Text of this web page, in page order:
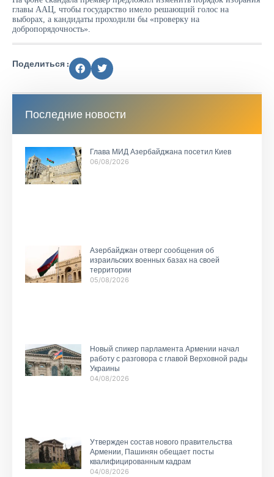
главы ААЦ, чтобы государство имело решающий голос на
выборах, а кандидаты проходили бы «проверку на
добропорядочность».
Поделиться :
Последние новости
Глава МИД Азербайджана посетил Киев
06/08/2026
Азербайджан отверг сообщения об
израильских военных базах на своей
территории
05/08/2026
Новый спикер парламента Армении начал
работу с разговора с главой Верховной рады
Украины
04/08/2026
Утвержден состав нового правительства
Армении, Пашинян обещает посты
квалифицированным кадрам
04/08/2026